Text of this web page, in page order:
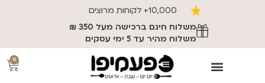
10,000+ לקוחות מרוצים
משלוח חינם ברכישה מעל 350 ₪
משלוח מהיר עד 5 ימי עסקים
0